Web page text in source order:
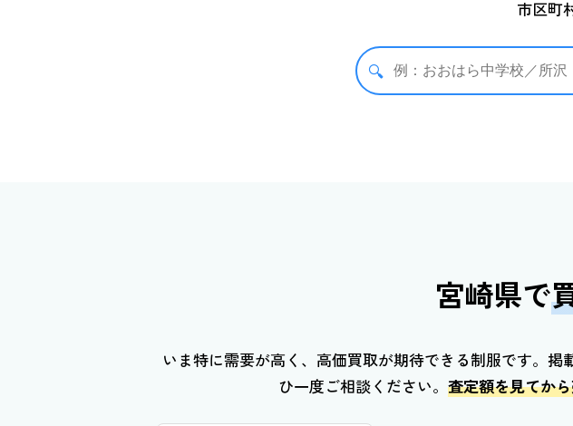
市区町
🔍
宮崎県で
いま特に需要が高く、高価買取が期待できる制服です。
ひ一度ご相談ください。 査定額を見てか